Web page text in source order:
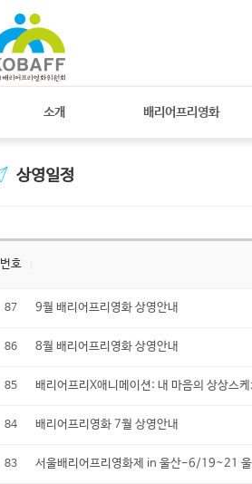
소개 배리어프리영화
상영일정
번호
87 9월 배리어프리영화 상영안내
86 8월 배리어프리영화 상영안내
85 배리어프리X애니메이션: 내 마음의 상상스
84 배리어프리영화 7월 상영안내
83 서울배리어프리영화제 in 울산-6/19~21 울